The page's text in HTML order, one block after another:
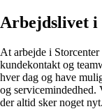
Arbejdslivet i
At arbejde i
kundekontakt og
hver dag og have
og
der altid sker noget nyt.